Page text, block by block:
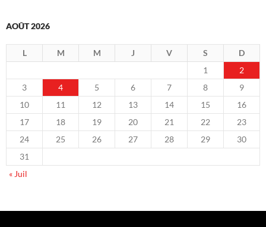
AOÛT 2026
L M M J V S
D
1
2
3
4 5 6 7 8
9
10
11 12 13 14 15
16
17
18 19 20 21 22
23
24
25 26 27 28 29
30
31
« Juil